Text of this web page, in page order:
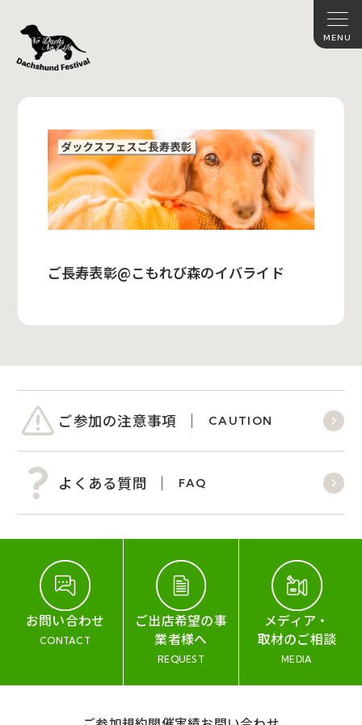
ご長寿表彰@こもれび森のイバライド
ご参加の注意事項 CAUTION
よくある質問 FAQ
お問い合わせ
CONTACT
ご出店希望の事
業者様へ
REQUEST
メディア・
取材のご相談
MEDIA